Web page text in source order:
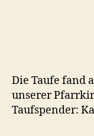
Die Taufe fand
unserer
Taufspender: